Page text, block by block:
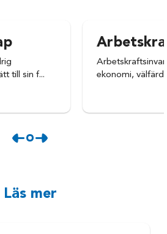
till sin f...
ekonomi, välfärd
Läs mer